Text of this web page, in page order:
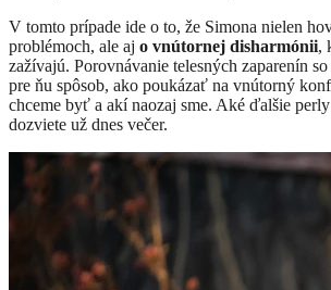
V tomto prípade ide o to, že Simona nielen
problémoch, ale aj o vnútornej disharmónii,
zažívajú. Porovnávanie telesných zaparenín
pre ňu spôsob, ako poukázať na vnútorný
chceme byť a akí naozaj sme. Aké ďalšie
dozviete už dnes večer.